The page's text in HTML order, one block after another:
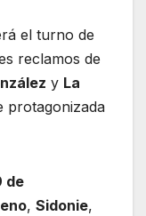
el turno de
reclamos de
y La
protagonizada
de
, Sidonie,